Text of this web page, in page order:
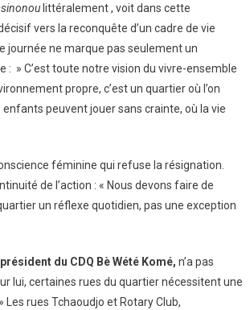
littéralement , voit dans cette
vers la reconquête d’un cadre de vie
journée ne marque pas seulement un
: » C’est toute notre vision du vivre-ensemble
propre, c’est un quartier où l’on
peuvent jouer sans crainte, où la vie
féminine qui refuse la résignation.
de l’action : « Nous devons faire de
un réflexe quotidien, pas une exception
président du CDQ Bè Wété Komé, n’a pas
lui, certaines rues du quartier nécessitent une
rues Tchaoudjo et Rotary Club,